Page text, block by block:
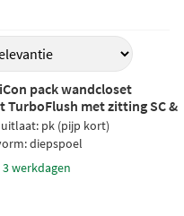
G
du
een
h
een
wens
pack wandcloset
TurboFlush met zitting SC &
wit - Keratect
pk (pijp kort)
diepspoel
3 werkdagen